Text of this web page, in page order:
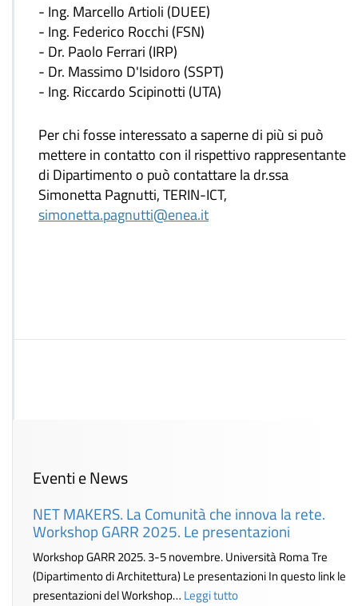
- Ing. Marcello Artioli (DUEE)
- Ing. Federico Rocchi (FSN)
- Dr. Paolo Ferrari (IRP)
- Dr. Massimo D'Isidoro (SSPT)
- Ing. Riccardo Scipinotti (UTA)
Per chi fosse interessato a saperne di più si può
mettere in contatto con il rispettivo rappresentante
di Dipartimento o può contattare la dr.ssa
Simonetta Pagnutti, TERIN-ICT,
simonetta.pagnutti@enea.it
Eventi e News
NET MAKERS. La Comunità che innova la rete.
Workshop GARR 2025. Le presentazioni
Workshop GARR 2025. 3-5 novembre. Università Roma Tre
(Dipartimento di Architettura) Le presentazioni In questo link le
presentazioni del Workshop… Leggi tutto